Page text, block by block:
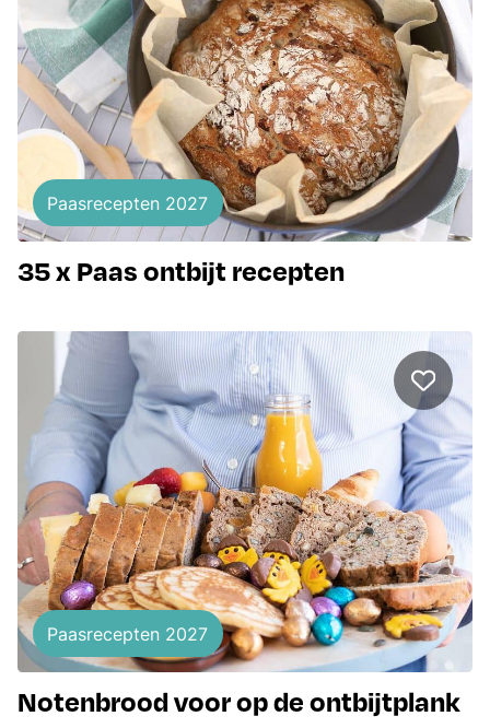
Paasrecepten 2027
35 x Paas ontbijt recepten
Paasrecepten 2027
Notenbrood voor op de ontbijtplank